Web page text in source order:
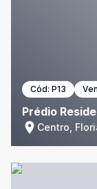
Cód: P13
Prédio
Centro,